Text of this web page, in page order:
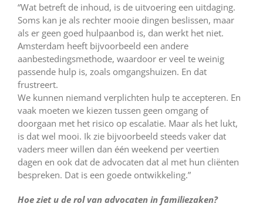
“Wat betreft de inhoud, is de uitvoering een uitdaging.
Soms kan je als rechter mooie dingen beslissen, maar
als er geen goed hulpaanbod is, dan werkt het niet.
Amsterdam heeft bijvoorbeeld een andere
aanbestedingsmethode, waardoor er veel te weinig
passende hulp is, zoals omgangshuizen. En dat
frustreert.
We kunnen niemand verplichten hulp te accepteren. En
vaak moeten we kiezen tussen geen omgang of
doorgaan met het risico op escalatie. Maar als het lukt,
is dat wel mooi. Ik zie bijvoorbeeld steeds vaker dat
vaders meer willen dan één weekend per veertien
dagen en ook dat de advocaten dat al met hun cliënten
bespreken. Dat is een goede ontwikkeling.”
Hoe ziet u de rol van advocaten in familiezaken?